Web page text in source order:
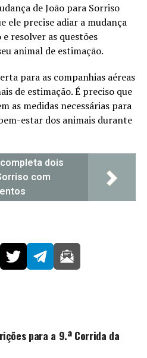
de João para Sorriso
ele precise adiar a mudança
resolver as questões
animal de estimação.
para as companhias aéreas
de estimação. É preciso que
as medidas necessárias para
estar dos animais durante
dois
com
para a 9.ª Corrida da